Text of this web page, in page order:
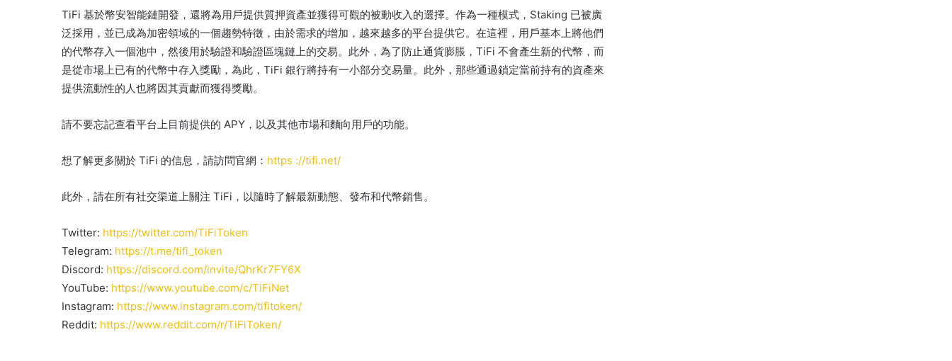
TiFi 基於幣安智能鏈開發，還將為用戶提供質押資產並獲得可觀的被動收入的選擇。 作為一種模式，Staking 已被廣
泛採用，並已成為加密領域的一個趨勢特徵，由於需求的增加，越來越多的平台提供它。 在這裡，用戶基本上將他們
的代幣存入一個池中，然後用於驗證和驗證區塊鏈上的交易。 此外，為了防止通貨膨脹，TiFi 不會產生新的代幣，而
是從市場上已有的代幣中存入獎勵，為此，TiFi 銀行將持有一小部分交易量。 此外，那些通過鎖定當前持有的資產來
提供流動性的人也將因其貢獻而獲得獎勵。
請不要忘記查看平台上目前提供的 APY，以及其他市場和麵向用戶的功能。
想了解更多關於 TiFi 的信息，請訪問官網： https ://tifi.net/
此外，請在所有社交渠道上關注 TiFi，以隨時了解最新動態、發布和代幣銷售。
Twitter: https://twitter.com/TiFiToken
Telegram: https://t.me/tifi_token
Discord: https://discord.com/invite/QhrKr7FY6X
YouTube: https://www.youtube.com/c/TiFiNet
Instagram: https://www.instagram.com/tifitoken/
Reddit: https://www.reddit.com/r/TiFiToken/